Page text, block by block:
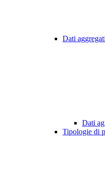
Dati
Dati
Tipologie di